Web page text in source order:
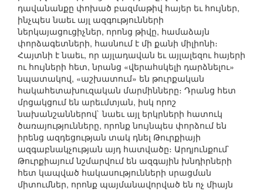
դավանանքը փոխած բազմաթիվ հայեր եւ հույներ,
ինչպես նաեւ այլ ազգությունների
ներկայացուցիչներ, որոնց թիվը, համաձայն
փորձագետների, հասնում է մի քանի միլիոնի։
Հայտնի է նաեւ, որ այլադավան եւ այլալեզու հայերի
ու հույների հետ, նրանց «վերահսկելի դարձնելու»
նպատակով, «աշխատում» են թուրքական
հակահետախուզական մարմինները։ Դրանց հետ
մրցակցում են արեւմտյան, իսկ որոշ
նախանշաններով` նաեւ այլ երկրների հատուկ
ծառայությունները, որոնք նույնպես փորձում են
իրենց ազդեցության տակ դնել Թուրքիայի
ազգաբնակչության այդ հատվածը։ Արդյունքում`
Թուրքիայում նշմարվում են ազգային խնդիրների
հետ կապված հակասությունների սրացման
միտումներ, որոնք պայմանավորված են ոչ միայն